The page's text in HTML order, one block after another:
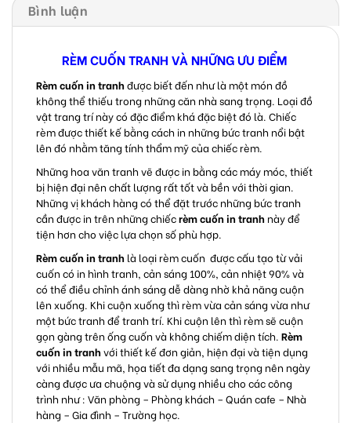
Bình luận
RÈM CUỐN TRANH VÀ NHỮNG ƯU ĐIỂM
Rèm cuốn in tranhđược biết đến như là một món đồ
không thể thiếu trong những căn nhà sang trọng. Loại đồ
vật trang trí này có đặc điểm khá đặc biệt đó là. Chiếc
rèm được thiết kế bằng cách in những bức tranh nổi bật
lên đó nhằm tăng tính thẩm mỹ của chiếc rèm.
Những hoa văn tranh vẽ được in bằng các máy móc, thiết
bị hiện đại nên chất lượng rất tốt và bền với thời gian.
Những vị khách hàng có thể đặt trước những bức tranh
cần được in trên những chiếcrèm cuốn in tranh này để
tiện hơn cho việc lựa chọn số phù hợp.
Rèm cuốn in tranh là loại rèm cuốn được cấu tạo từ vải
cuốn có in hình tranh, cản sáng 100%, cản nhiệt 90% và
có thể điều chỉnh ánh sáng dễ dàng nhờ khả năng cuộn
lên xuống. Khi cuộn xuống thì rèm vừa cản sáng vừa như
một bức tranh để tranh trí. Khi cuộn lên thì rèm sẽ cuộn
gọn gàng trên ống cuốn và không chiếm diện tích. Rèm
cuốn in tranhvới thiết kế đơn giản, hiện đại và tiện dụng
với nhiều mẫu mã, họa tiết đa dạng sang trọng nên ngày
càng được ưa chuộng và sử dụng nhiều cho các công
trình như : Văn phòng – Phòng khách – Quán cafe – Nhà
hàng – Gia đình – Trường học.